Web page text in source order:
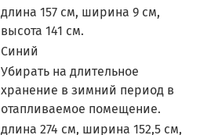
длина 157 см, ширина 9 см,
высота 141 см.
Синий
Убирать на длительное
хранение в зимний период в
отапливаемое помещение.
длина 274 см, ширина 152,5 см,